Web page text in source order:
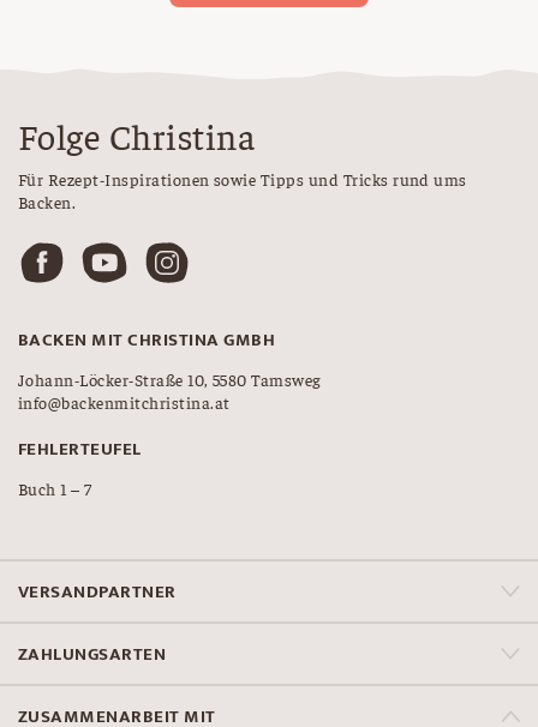
Folge Christina
Für Rezept-Inspirationen sowie Tipps und Tricks rund ums
Backen.
BACKEN MIT CHRISTINA GMBH
Johann-Löcker-Straße 10, 5580 Tamsweg
info@backenmitchristina.at
FEHLERTEUFEL
Buch 1 – 7
VERSANDPARTNER
ZAHLUNGSARTEN
ZUSAMMENARBEIT MIT